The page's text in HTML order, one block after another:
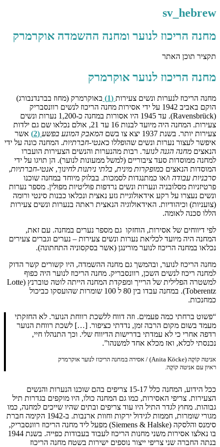
sv_hebrew
מחנה הריכוז לנוער ומחנה ההשמדה אוקרמרק
תקציר תוכן האתר
מחנה הריכוז לנוער אוקרמרק
מחנה הריכוז לנערות ונשים צעירות (1)
באוקרמרק (מחוז בברנדנבורג)
הוקם באביב 1942 על ידי אסירות מחנה הריכוז לנשים רוונסבריק
(Ravensbrück). עד 1945 היו אסורות במחנה כ-1,200 נערות ונשים
צעירות. המחנה היה מיועד לבנות 16 עד 21, אולם נכלאו שם גם ילדות
צעירות יותר. בשנת 1937 יצא צו בשם
המאבק המונע בפשע (2)
אשר
איפשר לעצור נערות ונשים שהופללו כאנטי-חברתיות. המחנה כונה על ידי
הנאצים מחנה הגנה לנוער. רבות מהנערות והנשים הצעירות הועברו
למחנה ממוסדות סעד ציבוריים (למשל ממעונות לנוער). הן תויגו על ידי
המוסדות הנאצים כמופקרות מינית, בלתי ניתנות לחינוך, אנטי-חברתיות,
סרבניות עבודה ו/או כמתנגדות לסמכות. בבלוק מיוחד במחנה שוכנו
פרטיזניות מסלובניה ונערות ונשים נרדפות פוליטיות מפולין. מספר נערות
ונשים נעצרו על רקע אידאולוגיית גזע נאצית ונכלאו כבנות סינטי ורומה
(צועניות) וכיהודיות. האידאולוגיה הנאצית ראתה בנערות ונשים צעירות
הללו סכנה לאומה.
לפי דיווחים של אסירות, הוחזקו גם מספר נערים במחנה. עם זאת,
המחנה היה מיועד לכליאת נערות ונשים צעירות – נערים וגברים צעירים
נכלאו במחנה הריכוז לנוער מורינגן (אשר בסקסוניה התחתונה).
מחנה הריכוז לנוער, ובהמשך גם מחנה ההשמדה, היו קשורים קשר הדוק
למחנה ריכוז לנשים השכן, רוונסבריק. מחנה הריכוז לנוער היה כפוף
למשטרה הפלילית של הרייך ומפקדת המחנה הייתה לוטה טוברנץ (Lotte
Toberentz). במחנה עבדו בין 80 ל 100 שומרות שהועסקו כביכול
כמחנכות.
“פשוט ברחתי כמה פעמים. וזה דווח ללשכת רווחת הנוער. לא החזקתי
מעמד בשום מקום הרבה זמן, נדדתי כציפור. […] לשכת רווחת הנוער
רדפה אחרי כי לא עמדתי בדרישות הדיווח שלי. וכך התנהלו חיי,
נכנסתי לכלא, ואז מכלא אחד למשנהו”.
אניטה קוֹקֶה (Anita Köcke) / אסירה במחנה הריכוז לנוער אוקרמרק
ראיון עם אניטה קוֹקֶה.
ככל הידוע, המחנה כלל 15-17 צריפים בהם שוכנו הנערות והנשים
הצעירות. צריפי האסירות, כמו גם המחנה כולו, היו מוקפים בגדרות תיל
גבוהות. מחוץ לגדר התיל היו עוד צריפים ובתים שהיו שייכים למחנה, כמו
מגורי שומרות, חממות לגידול ירקות וחוות ארנבות. ב-1942 הקימה חברת
סימנס והלסקה (Siemens & Halske) מפעל ליד מחנה הריכוז רוונסבריק,
בו נאלצו אסירות משני מחנות הריכוז לעבוד בעבודות כפייה. בשנת 1944
בנתה החברה שני צריפי ייצור נוספים ישירות בשטח מחנה הריכוז